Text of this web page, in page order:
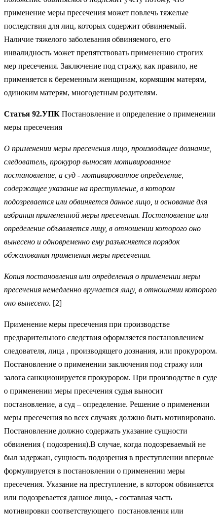
применение меры пресечения может повлечь тяжелые
последствия для лиц, которых содержит обвиняемый.
Наличие тяжелого заболевания обвиняемого, его
инвалидность может препятствовать применению строгих
мер пресечения. Заключение под стражу, как правило, не
применяется к беременным женщинам, кормящим матерям,
одиноким матерям, многодетным родителям.
Статья 92.УПК Постановление и определение о применении
меры пресечения
О применении меры пресечения лицо, производящее дознание,
следователь, прокурор выносят мотивированное
постановление, а суд - мотивированное определение,
содержащее указание на преступление, в котором
подозревается или обвиняется данное лицо, и основание для
избрания примененной меры пресечения. Постановление или
определение объявляется лицу, в отношении которого оно
вынесено и одновременно ему разъясняется порядок
обжалования применения меры пресечения.
Копия постановления или определения о применении меры
пресечения немедленно вручается лицу, в отношении которого
оно вынесено. [2]
Применение меры пресечения при производстве
предварительного следствия оформляется постановлением
следователя, лица , производящего дознания, или прокурором.
Постановление о применении заключения под стражу или
залога санкционируется прокурором. При производстве в суде
о применении меры пресечения судья выносит
постановление, а суд – определение. Решение о применении
меры пресечения во всех случаях должно быть мотивировано.
Постановление должно содержать указание сущности
обвинения ( подозрения).В случае, когда подозреваемый не
был задержан, сущность подозрения в преступлении впервые
формулируется в постановлении о применении меры
пресечения. Указание на преступление, в котором обвиняется
или подозревается данное лицо, - составная часть
мотивировки соответствующего постановления или